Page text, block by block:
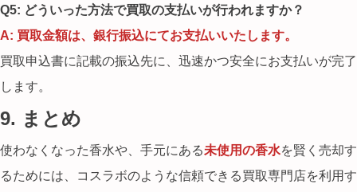
Q5: どういった方法で買取の支払いが行われますか？
A: 買取金額は、銀行振込にてお支払いいたします。
買取申込書に記載の振込先に、迅速かつ安全にお支払いが完了
します。
9. まとめ
使わなくなった香水や、手元にある未使用の香水を賢く売却す
るためには、コスラボのような信頼できる買取専門店を利用す